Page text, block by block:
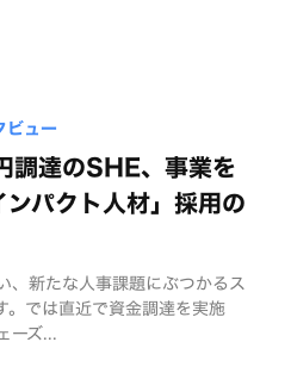
ビュー
調達のSHE、事業を
パクト人材」採用の
、新たな人事課題にぶつかるス
。では直近で資金調達を実施
ーズ...